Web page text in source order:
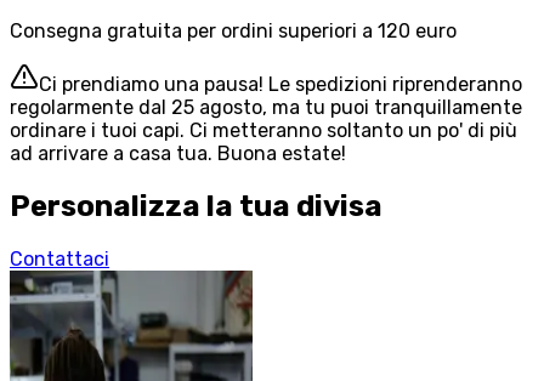
Consegna gratuita per ordini superiori a 120 euro
Ci prendiamo una pausa! Le spedizioni riprenderanno
regolarmente dal 25 agosto, ma tu puoi tranquillamente
ordinare i tuoi capi. Ci metteranno soltanto un po' di più
ad arrivare a casa tua. Buona estate!
Personalizza la tua divisa
Contattaci